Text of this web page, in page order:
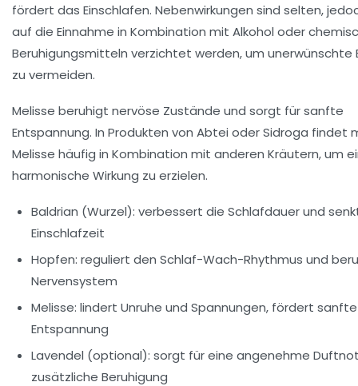
fördert das Einschlafen. Nebenwirkungen sind selten,
auf die Einnahme in Kombination mit Alkohol oder
Beruhigungsmitteln verzichtet werden, um unerwünschte
zu vermeiden.
Melisse beruhigt nervöse Zustände und sorgt für sanfte
Entspannung. In Produkten von Abtei oder Sidroga findet
Melisse häufig in Kombination mit anderen Kräutern, um
harmonische Wirkung zu erzielen.
Baldrian (Wurzel): verbessert die Schlafdauer und
Einschlafzeit
Hopfen: reguliert den Schlaf-Wach-Rhythmus und
Nervensystem
Melisse: lindert Unruhe und Spannungen, fördert sanfte
Entspannung
Lavendel (optional): sorgt für eine angenehme
zusätzliche Beruhigung